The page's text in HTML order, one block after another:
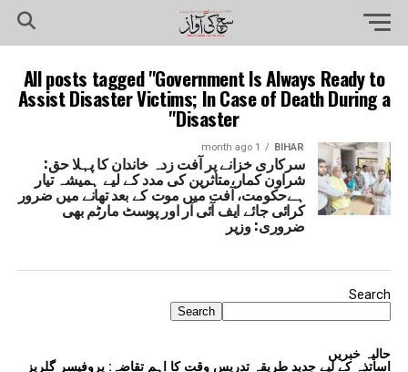
All posts tagged "Government Is Always Ready to
Assist Disaster Victims; In Case of Death During a
Disaster"
BIHAR
1 month ago
سرکاری خزانے پر آفت زدہ خاندان کا پہلا حق:
شراون کمار،متاثرین کی مدد کے لیے ہمیشہ تیار
ہےحکومت، آفت میں موت کے بعد تھانے میں ضرور
کرائی جائے ایف آئی آر اور پوسٹ مارٹم بھی
ضروری: وزیر
Search
Search
حالیہ خبریں
اساتذہ کے لیے جدید طریقہ تدریس وقت کا اہم تقاضہ: پروفیسر گلریز